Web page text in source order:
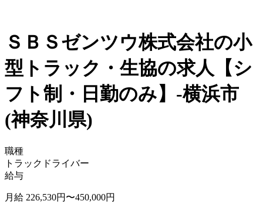
ＳＢＳゼンツウ株式会社の小
型トラック・生協の求人【シ
フト制・日勤のみ】-横浜市
(神奈川県)
職種
トラックドライバー
給与
月給 226,530円〜450,000円